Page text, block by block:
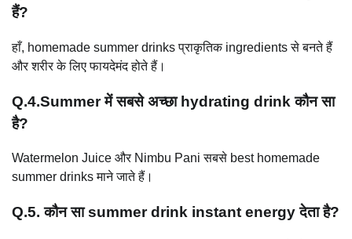
हैं?
हाँ, homemade summer drinks प्राकृतिक ingredients से बनते हैं
और शरीर के लिए फायदेमंद होते हैं।
Q.4.Summer में सबसे अच्छा hydrating drink कौन सा
है?
Watermelon Juice और Nimbu Pani सबसे best homemade
summer drinks माने जाते हैं।
Q.5. कौन सा summer drink instant energy देता है?